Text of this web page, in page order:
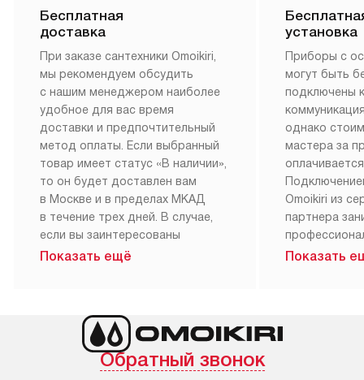
Бесплатная
доставка
При заказе сантехники Omoikiri,
мы рекомендуем обсудить
с нашим менеджером наиболее
удобное для вас время
доставки и предпочтительный
метод оплаты. Если выбранный
товар имеет статус «В наличии»,
то он будет доставлен вам
в Москве и в пределах МКАД
в течение трех дней. В случае,
если вы заинтересованы
в товаре, который доступен
менеджером на сайте. Товары
с особым лейблом
доставляются бесплатно
Показать ещё
установка
Приборы с
могут быть
подключены
однако
мастера за
Omoikiri из
партнера
Наш сервис
Показать
Обратный звонок